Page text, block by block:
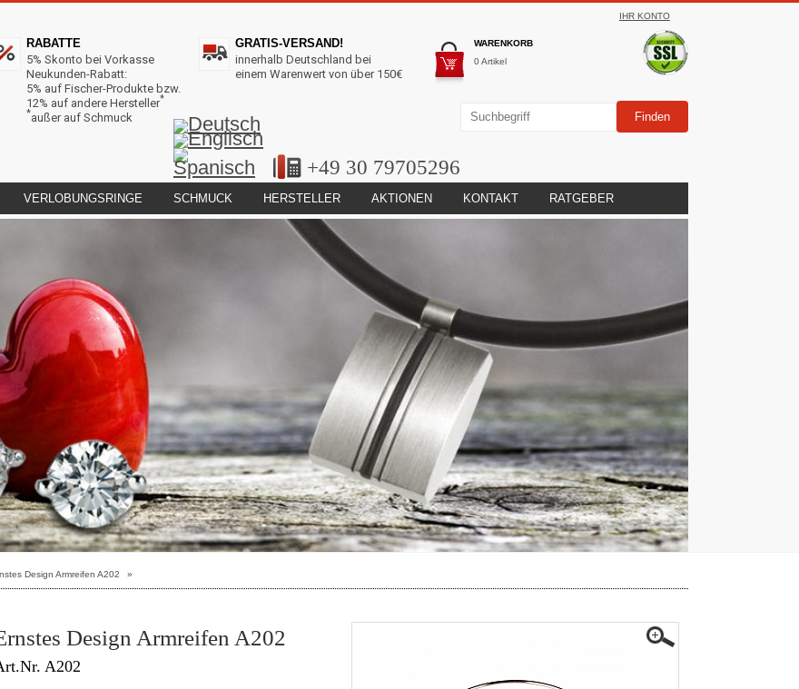
IHR KONTO
WARENKORB
0 Artikel
RABATTE
5% Skonto bei Vorkasse
Neukunden-Rabatt:
5% auf Fischer-Produkte bzw.
12% auf andere Hersteller*
*außer auf Schmuck
GRATIS-VERSAND!
innerhalb Deutschland bei
einem Warenwert von über 150€
+49 30 79705296
VERLOBUNGSRINGE SCHMUCK HERSTELLER AKTIONEN KONTAKT RATGEBER
Design Armreifen A202 »
Design Armreifen A202
A202